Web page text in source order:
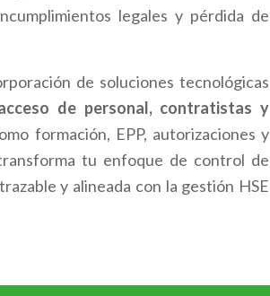
legales y pérdida de
de soluciones tecnológicas
de personal, contratistas y
formación, EPP, autorizaciones y
tu enfoque de control de
y alineada con la gestión HSE